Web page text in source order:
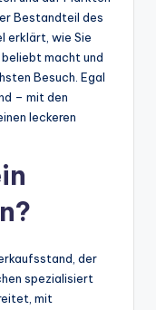
Bestandteil des
erklärt, wie Sie
beliebt macht und
Besuch. Egal
– mit den
leckeren
der
spezialisiert
mit